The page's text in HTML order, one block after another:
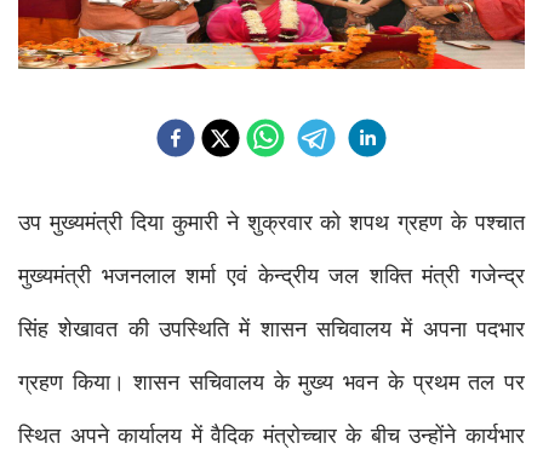
उप मुख्यमंत्री दिया कुमारी ने शुक्रवार को शपथ ग्रहण के पश्चात
मुख्यमंत्री भजनलाल शर्मा एवं केन्द्रीय जल शक्ति मंत्री गजेन्द्र
सिंह शेखावत की उप​स्थिति में शासन सचिवालय में अपना पदभार
ग्रहण किया। शासन सचिवालय के मुख्य भवन के प्रथम तल पर
स्थित अपने कार्यालय में वैदिक मंत्रोच्चार के बीच उन्होंने कार्यभार